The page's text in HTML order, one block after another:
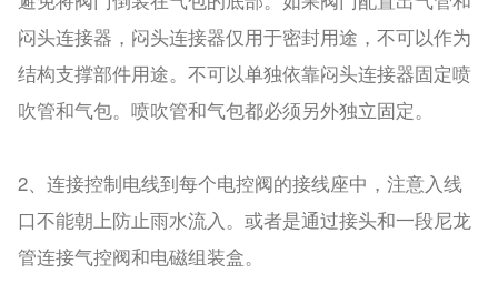
闷头连接器，闷头连接器仅用于密封用途，不可以作为
结构支撑部件用途。不可以单独依靠闷头连接器固定喷
吹管和气包。喷吹管和气包都必须另外独立固定。
2、连接控制电线到每个电控阀的接线座中，注意入线
口不能朝上防止雨水流入。或者是通过接头和一段尼龙
管连接气控阀和电磁组装盒。